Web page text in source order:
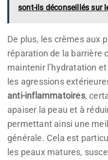
sont-ils déconseillés sur
De plus, les crèmes aux
réparation de la barrière
maintenir l’hydratation
les agressions
anti-inflammatoires,
apaiser la peau et à
permettant ainsi une
générale. Cela est
les peaux matures,